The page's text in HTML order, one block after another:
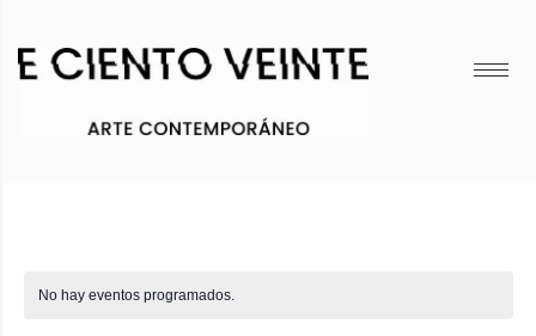
No hay eventos programados.